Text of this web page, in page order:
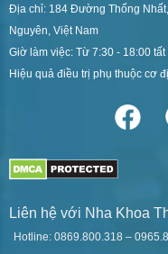
Địa chỉ: 184 Đường Thống
Nguyên, Việt Nam
Giờ làm việc: Từ 7:30 - 18:00
Hiệu quả điều trị phụ thuộc cơ
Liên hệ với Nha Khoa
Hotline: 0869.800.318 –